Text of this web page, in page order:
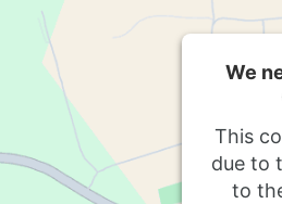
We
This
due to
to